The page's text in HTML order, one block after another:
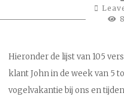
Hieronder de lijst van 105
klant John in de week van 5
vogelvakantie bij ons en